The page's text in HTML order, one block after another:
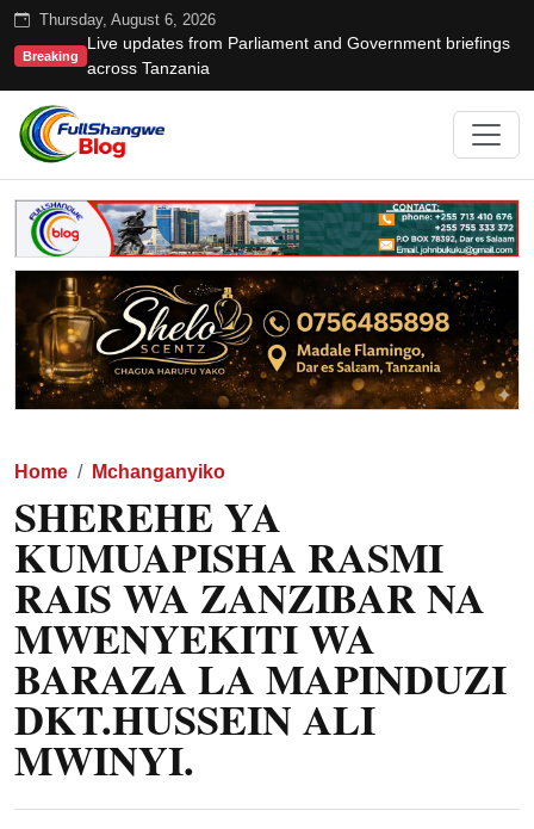
Thursday, August 6, 2026
Breaking
Live updates from Parliament and Government briefings
across Tanzania
Home Mchanganyiko
SHEREHE YA
KUMUAPISHA RASMI
RAIS WA ZANZIBAR NA
MWENYEKITI WA
BARAZA LA MAPINDUZI
DKT.HUSSEIN ALI
MWINYI.